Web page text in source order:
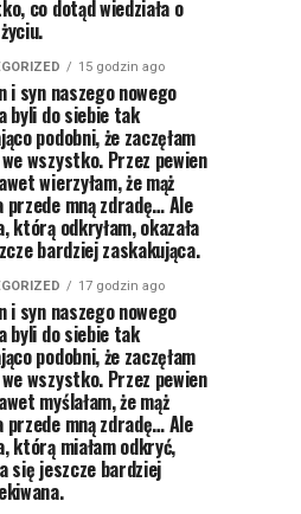
co dotąd wiedziała o
15 godzin ago
i syn naszego nowego
byli do siebie tak
podobni, że zaczęłam
wszystko. Przez pewien
wierzyłam, że mąż
przede mną zdradę… Ale
którą odkryłam, okazała
bardziej zaskakująca.
17 godzin ago
i syn naszego nowego
byli do siebie tak
podobni, że zaczęłam
wszystko. Przez pewien
myślałam, że mąż
przede mną zdradę… Ale
którą miałam odkryć,
się jeszcze bardziej